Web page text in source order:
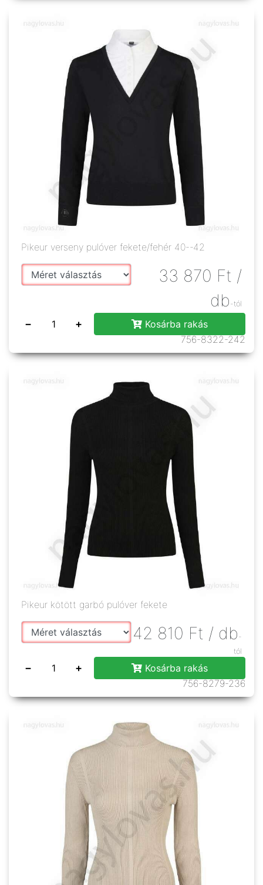
Pikeur verseny pulóver fekete/fehér 40--42
33 870 Ft /
db -tól
− +
Kosárba rakás
756-8322-242
Pikeur kötött garbó pulóver fekete
42 810 Ft / db -
tól
− +
Kosárba rakás
756-8279-236